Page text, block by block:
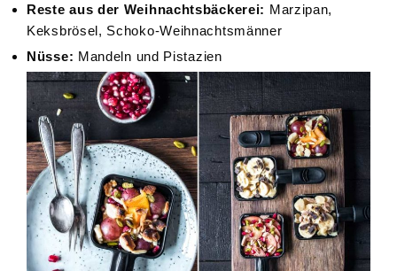
Reste aus der Weihnachtsbäckerei: Marzipan,
Keksbrösel, Schoko-Weihnachtsmänner
Nüsse: Mandeln und Pistazien